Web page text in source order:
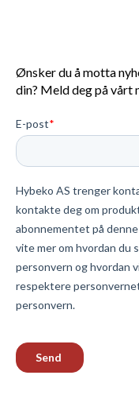
Ønsker du å motta
din? Meld deg på vårt